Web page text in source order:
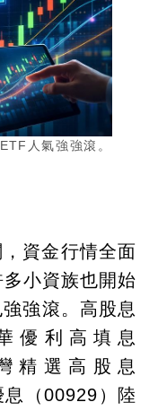
人氣強強滾。
資金行情全面
小資族也開始
強滾。高股息
優利高填息
精選高股息
息（00929）陸